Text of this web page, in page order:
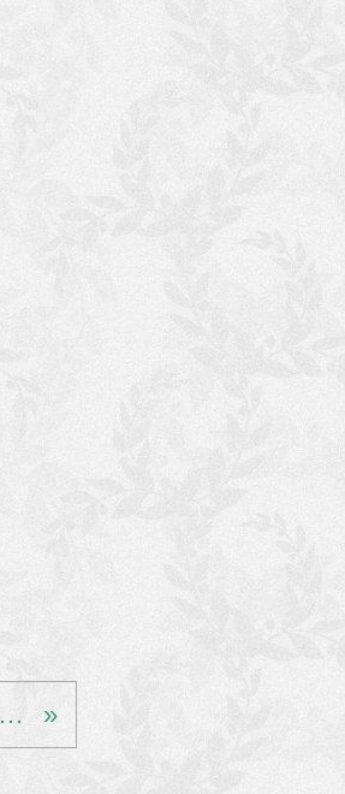
TIR A L'ARC - CADEAUX AUX ANIMATEURS 21/12/2017